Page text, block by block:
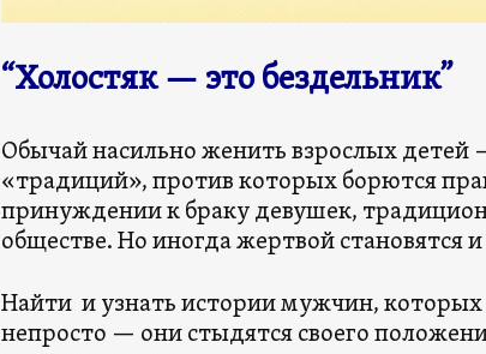
“Холостяк — это бездельник”
Обычай насильно женить взрослых детей
«традиций», против которых борются
принуждении к браку девушек,
обществе. Но иногда жертвой становятся
Найти и узнать истории мужчин, которых
непросто — они стыдятся своего